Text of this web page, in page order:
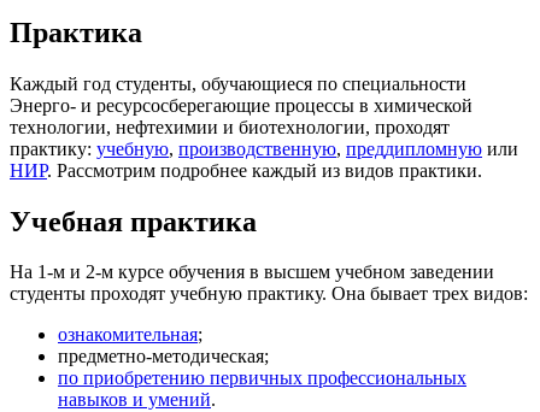
Практика
Каждый год студенты, обучающиеся по специальности
Энерго- и ресурсосберегающие процессы в химической
технологии, нефтехимии и биотехнологии, проходят
практику: учебную, производственную, преддипломную или
НИР. Рассмотрим подробнее каждый из видов практики.
Учебная практика
На 1-м и 2-м курсе обучения в высшем учебном заведении
студенты проходят учебную практику. Она бывает трех видов:
ознакомительная;
предметно-методическая;
по приобретению первичных профессиональных
навыков и умений.